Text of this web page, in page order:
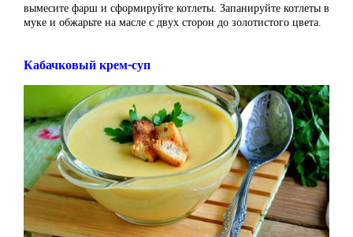
вымесите фарш и сформируйте котлеты. Запанируйте котлеты в
муке и обжарьте на масле с двух сторон до золотистого цвета.
Кабачковый крем-суп